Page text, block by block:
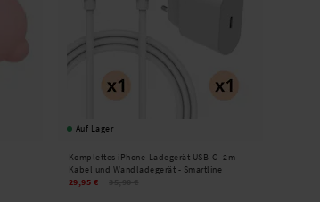
Auf Lager
Komplettes iPhone-Ladegerät USB-C- 2m-
Kabel und Wandladegerät - Smartline
29,95 €